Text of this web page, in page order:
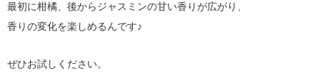
最初に柑橘、後からジャスミンの甘い香りが広がり、
香りの変化を楽しめるんです♪
ぜひお試しください。